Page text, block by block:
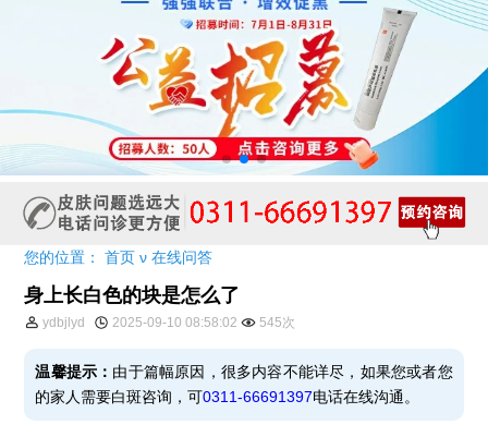
您的位置：首页 ν在线问答
身上长白色的块是怎么了
ydbjlyd 2025-09-10 08:58:02 545次
温馨提示： 由于篇幅原因，很多内容不能详尽，如果您或者您
的家人需要白斑咨询，可0311-66691397电话在线沟通。